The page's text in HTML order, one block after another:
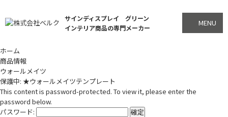
サインディスプレイ グリーン
インテリア商品の専門メーカー
MENU
ホーム
商品情報
ウォールメイツ
保護中: ★ウォールメイツテンプレート
This content is password-protected. To view it, please enter the
password below.
パスワード: